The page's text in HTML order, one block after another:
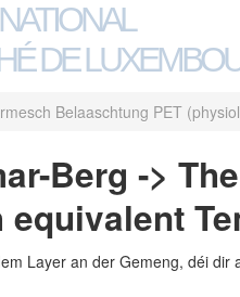
DE
Belaaschtung PET
Berg ->
Layer an der Gemeng, déi